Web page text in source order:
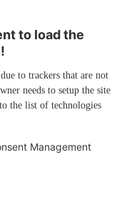
to load the
to trackers that are not
needs to setup the site
the list of technologies
Management